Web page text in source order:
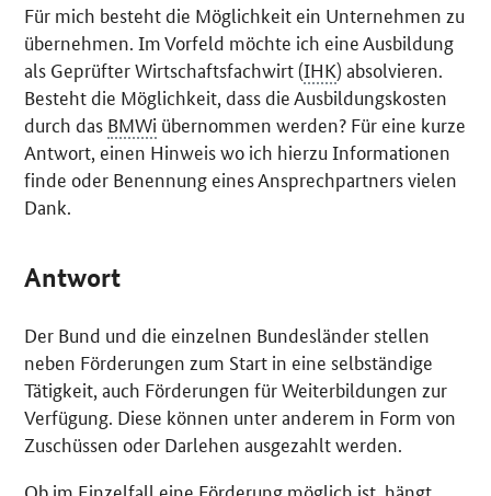
Für mich besteht die Möglichkeit ein Unternehmen zu
übernehmen. Im Vorfeld möchte ich eine Ausbildung
als Geprüfter Wirtschaftsfachwirt (IHK) absolvieren.
Besteht die Möglichkeit, dass die Ausbildungskosten
durch das BMWi übernommen werden? Für eine kurze
Antwort, einen Hinweis wo ich hierzu Informationen
finde oder Benennung eines Ansprechpartners vielen
Dank.
Antwort
Der Bund und die einzelnen Bundesländer stellen
neben Förderungen zum Start in eine selbständige
Tätigkeit, auch Förderungen für Weiterbildungen zur
Verfügung. Diese können unter anderem in Form von
Zuschüssen oder Darlehen ausgezahlt werden.